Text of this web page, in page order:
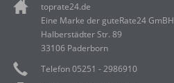
toprate24.de
Eine Marke der guteRate24 GmBH
Halberstädter Str. 89
33106 Paderborn
Telefon 05251 - 2986910